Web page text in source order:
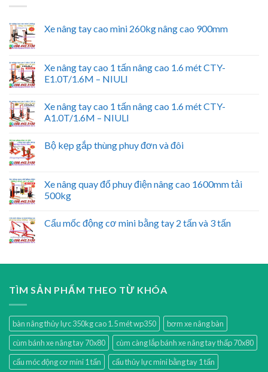
Xe nâng tay cao mini 260kg nâng cao 900mm
Xe nâng tay cao 1 tấn nâng cao 1.6 mét CTY-
E1.0T/1.6M – NIULI
Xe nâng tay cao 1 tấn nâng cao 1.6 mét CTY-
A1.0T/1.6M – NIULI
Bộ kẹp gắp thùng phuy đơn và đôi
Xe nâng quay đổ phuy điện nâng cao 1600mm tải
500kg
Cẩu mốc động cơ mini bằng tay 2 tấn và 3 tấn
TÌM SẢN PHẨM THEO TỪ KHÓA
bàn nâng thủy lực 350kg cao 1.5 mét wp350
bơm xe nâng bàn
cùm bánh xe nâng tay 70x80
cùm càng lắp bánh xe nâng tay thấp 70x80
cẩu móc động cơ mini 1 tấn
cẩu thủy lực mini bằng tay 1 tấn